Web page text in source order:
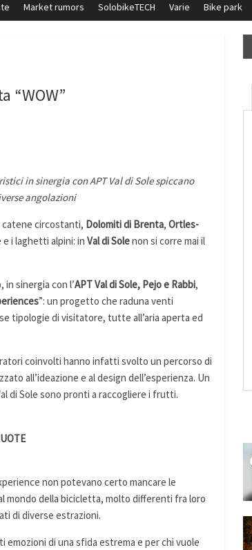
Market rumors SolobikeTECH Varie Bike park
“WOW”
in sinergia con APT Val di Sole spiccano
angolazioni
catene circostanti, Dolomiti di Brenta, Ortles-
i laghetti alpini: in Val di Solenon si corre mai il
sinergia con l’APT Val di Sole, Pejo e Rabbi,
”: un progetto che raduna venti
tipologie di visitatore, tutte all’aria aperta ed
coinvolti hanno infatti svolto un percorso di
all’ideazione e al design dell’esperienza. Un
di Sole sono pronti a raccogliere i frutti.
non potevano certo mancare le
mondo della bicicletta, molto differenti fra loro
di diverse estrazioni.
emozioni di una sfida estrema e per chi vuole